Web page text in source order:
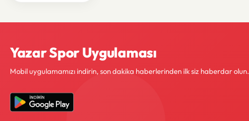
Yazar Spor Uygulaması
Mobil uygulamamızı indirin, son dakika haberlerinden ilk siz haberdar olun.